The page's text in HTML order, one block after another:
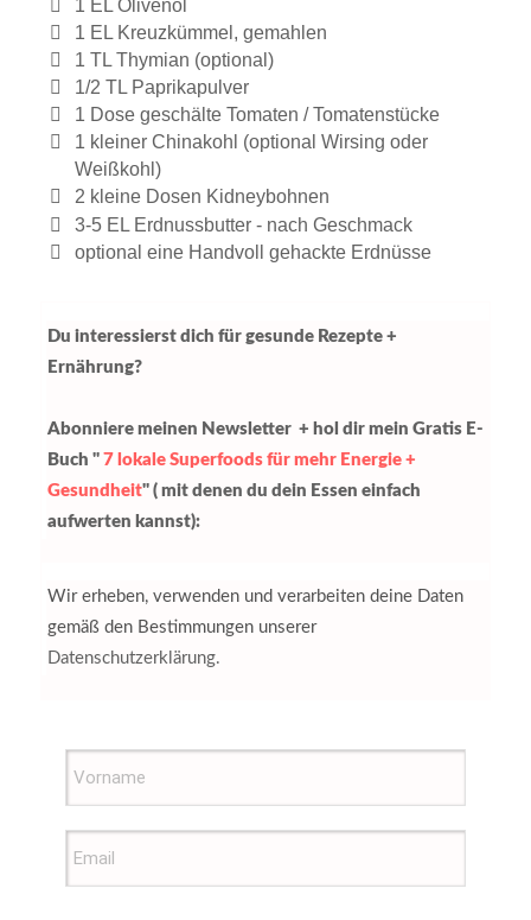
1 EL Olivenöl
1 EL Kreuzkümmel, gemahlen
1 TL Thymian (optional)
1/2 TL Paprikapulver
1 Dose geschälte Tomaten / Tomatenstücke
1 kleiner Chinakohl (optional Wirsing oder
Weißkohl)
2 kleine Dosen Kidneybohnen
3-5 EL Erdnussbutter - nach Geschmack
optional eine Handvoll gehackte Erdnüsse
Du interessierst dich für gesunde Rezepte +
Ernährung?
Abonniere meinen Newsletter + hol dir mein Gratis E-
Buch " 7 lokale Superfoods für mehr Energie +
Gesundheit" ( mit denen du dein Essen einfach
aufwerten kannst):
Wir erheben, verwenden und verarbeiten deine Daten
gemäß den Bestimmungen unserer
Datenschutzerklärung.